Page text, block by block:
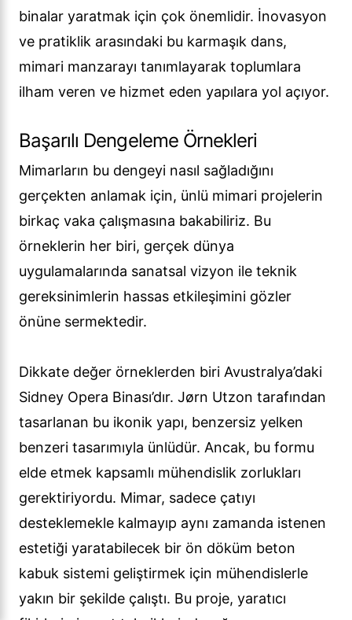
binalar yaratmak için çok önemlidir. İnovasyon
ve pratiklik arasındaki bu karmaşık dans,
mimari manzarayı tanımlayarak toplumlara
ilham veren ve hizmet eden yapılara yol açıyor.
Başarılı Dengeleme Örnekleri
Mimarların bu dengeyi nasıl sağladığını
gerçekten anlamak için, ünlü mimari projelerin
birkaç vaka çalışmasına bakabiliriz. Bu
örneklerin her biri, gerçek dünya
uygulamalarında sanatsal vizyon ile teknik
gereksinimlerin hassas etkileşimini gözler
önüne sermektedir.
Dikkate değer örneklerden biri Avustralya’daki
Sidney Opera Binası’dır. Jørn Utzon tarafından
tasarlanan bu ikonik yapı, benzersiz yelken
benzeri tasarımıyla ünlüdür. Ancak, bu formu
elde etmek kapsamlı mühendislik zorlukları
gerektiriyordu. Mimar, sadece çatıyı
desteklemekle kalmayıp aynı zamanda istenen
estetiği yaratabilecek bir ön döküm beton
kabuk sistemi geliştirmek için mühendislerle
yakın bir şekilde çalıştı. Bu proje, yaratıcı